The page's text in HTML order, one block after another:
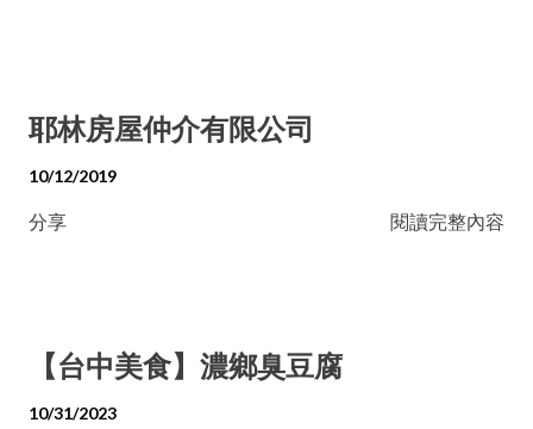
耶林房屋仲介有限公司
10/12/2019
分享 閱讀完整內容
【台中美食】濃鄉臭豆腐
10/31/2023